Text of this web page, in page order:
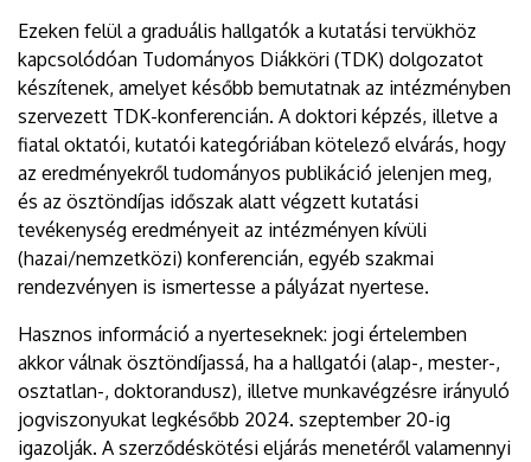
Ezeken felül a graduális hallgatók a kutatási tervükhöz
kapcsolódóan Tudományos Diákköri (TDK) dolgozatot
készítenek, amelyet később bemutatnak az intézményben
szervezett TDK-konferencián. A doktori képzés, illetve a
fiatal oktatói, kutatói kategóriában kötelező elvárás, hogy
az eredményekről tudományos publikáció jelenjen meg,
és az ösztöndíjas időszak alatt végzett kutatási
tevékenység eredményeit az intézményen kívüli
(hazai/nemzetközi) konferencián, egyéb szakmai
rendezvényen is ismertesse a pályázat nyertese.
Hasznos információ a nyerteseknek: jogi értelemben
akkor válnak ösztöndíjassá, ha a hallgatói (alap-, mester-,
osztatlan-, doktorandusz), illetve munkavégzésre irányuló
jogviszonyukat legkésőbb 2024. szeptember 20-ig
igazolják. A szerződéskötési eljárás menetéről valamennyi